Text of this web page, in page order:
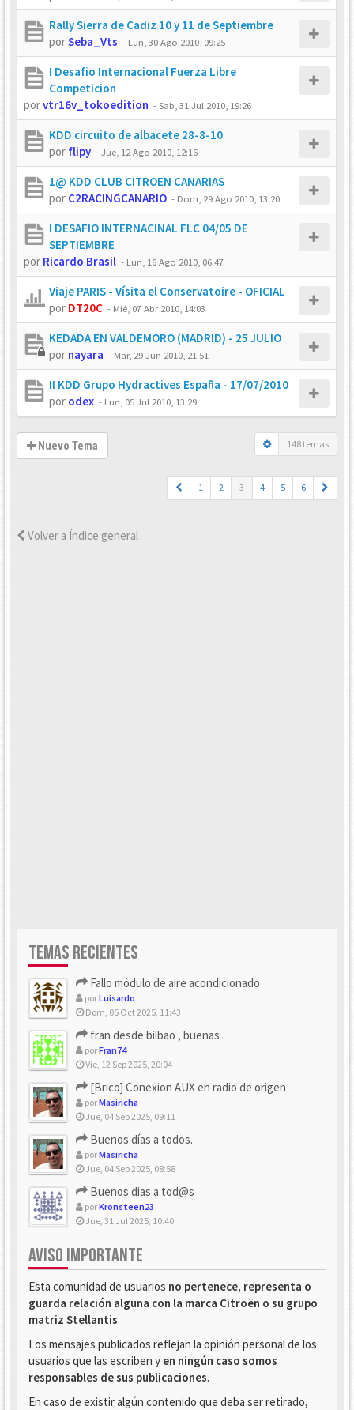
Rally Sierra de Cadiz 10 y 11 de Septiembre
porSeba_Vts - Lun, 30 Ago 2010, 09:25
I Desafio Internacional Fuerza Libre
Competicion
porvtr16v_tokoedition -Sab, 31 Jul 2010, 19:26
KDD circuito de albacete 28-8-10
por flipy -Jue, 12 Ago 2010, 12:16
1@ KDD CLUB CITROEN CANARIAS
por C2RACINGCANARIO - Dom, 29 Ago 2010, 13:20
I DESAFIO INTERNACINAL FLC 04/05 DE
SEPTIEMBRE
por Ricardo Brasil - Lun, 16 Ago 2010, 06:47
Viaje PARIS - Vísita el Conservatoire - OFICIAL
por DT20C - Mié, 07 Abr 2010, 14:03
KEDADA EN VALDEMORO (MADRID) - 25 JULIO
por nayara - Mar, 29 Jun 2010, 21:51
II KDD Grupo Hydractives España - 17/07/2010
por odex - Lun, 05 Jul 2010, 13:29
Nuevo Tema 148 temas
1 2 3 4 5 6
Volver a Índice general
TEMAS RECIENTES
Fallo módulo de aire acondicionado
porLuisardo
Dom, 05 Oct 2025, 11:43
fran desde bilbao , buenas
porFran74
Vie, 12 Sep 2025, 20:04
[Brico] Conexion AUX en radio de origen
porMasiricha
Jue, 04 Sep 2025, 09:11
Buenos días a todos.
porMasiricha
Jue, 04 Sep 2025, 08:58
Buenos dias a tod@s
porKronsteen23
Jue, 31 Jul 2025, 10:40
AVISO IMPORTANTE
Esta comunidad de usuarios no pertenece, representa o
guarda relación alguna con la marca Citroën o su grupo
matriz Stellantis.
Los mensajes publicados reflejan la opinión personal de los
usuarios que las escriben y en ningún caso somos
responsables de sus publicaciones.
En caso de existir algún contenido que deba ser retirado,